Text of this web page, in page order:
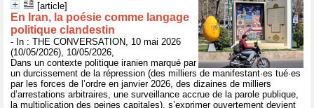
[article]
En Iran, la poésie comme langage
politique clandestin
- In : THE CONVERSATION, 10 mai 2026
(10/05/2026), 10/05/2026,
Dans un contexte politique iranien marqué par
un durcissement de la répression (des milliers de manifestant·es tué·es
par les forces de l’ordre en janvier 2026, des dizaines de milliers
d’arrestations arbitraires, une surveillance accrue de la parole publique,
la multiplication des peines capitales), s’exprimer ouvertement devient